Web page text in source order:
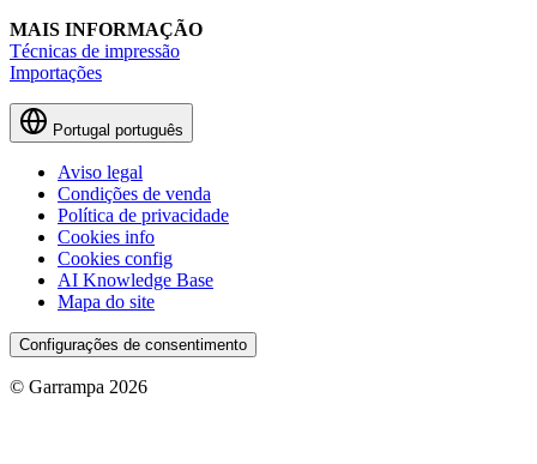
MAIS INFORMAÇÃO
Técnicas de impressão
Importações
Portugal português
Aviso legal
Condições de venda
Política de privacidade
Cookies info
Cookies config
AI Knowledge Base
Mapa do site
Configurações de consentimento
© Garrampa 2026